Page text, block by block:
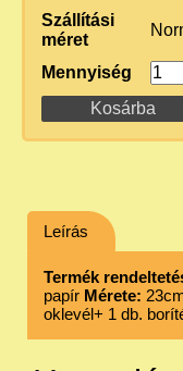
Szállítási
méret
Mennyiség
Leírás
Termék
papír Mérete:
oklevél+ 1 db.